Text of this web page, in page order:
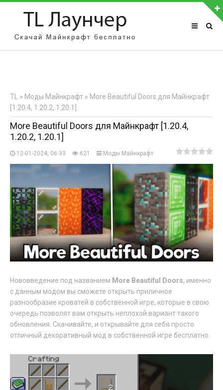
АВТОРИЗАЦИЯ НА САЙТЕ
Регистрация
TL » Моды Майнкрафт » More Beautiful Doors для Майнкрафт
[1.20.4, 1.20.2, 1.20.1]
More Beautiful Doors для Майнкрафт [1.20.4,
1.20.2, 1.20.1]
12-01-2024, 06:33 621 Моды Майнкрафт
Нововведение под названием More Beautiful Doors, именно
с данным модом вы сможете открыть приличное
разнообразие кроватей в собственной игре, которые в свою
очередь позволят вам открыть неплохой вариант такого
обновления. Скачивайте, и открывайте для себя просто
отличный декоративный мод в собственной игре бесплатно.